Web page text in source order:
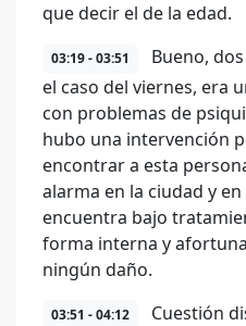
que decir el de la edad.
03:19 - 03:51
Bueno,
el caso del viernes, era
con problemas de
hubo una intervención
encontrar a esta
alarma en la ciudad y
encuentra bajo
forma interna y
ningún daño.
03:51 - 04:12
Cuestión